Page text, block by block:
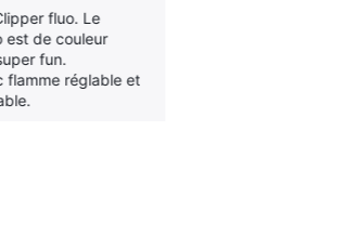
fluo. Le
est de couleur
fun.
flamme réglable et